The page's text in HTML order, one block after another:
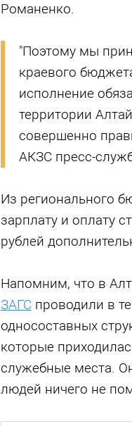
Романенко.
"Поэтому мы
краевого
исполнение
территории
совершенно
АКЗС пресс-
Из регионального
зарплату и оплату
рублей
Напомним, что в
ЗАГСпроводили в
односоставных
которые
служебные места.
людей ничего не